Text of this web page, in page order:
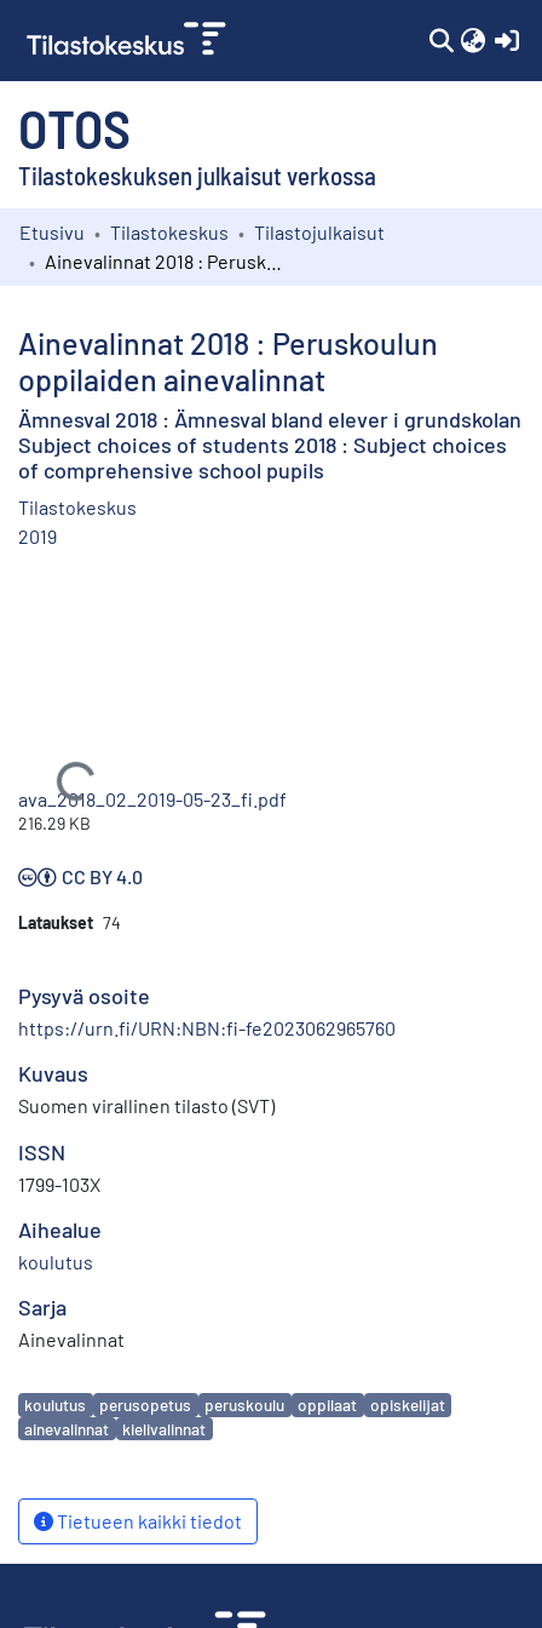
OTOS
Tilastokeskuksen julkaisut verkossa
Kokoelmat
Etusivu Tilastokeskus
Tilastojulkaisut
Ainevalinnat 2018 : Peruskoulun
oppilaiden ainevalinnat
Ämnesval 2018 : Ämnesval bland elever i grundskolan
Subject choices of students 2018 : Subject choices
of comprehensive school pupils
Tilastokeskus
2019
Ladataan...
ava_2018_02_2019-05-23_fi.pdf
216.29 KB
CC BY 4.0
Lataukset 74
Pysyvä osoite
https://urn.fi/URN:NBN:fi-fe2023062965760
Kuvaus
Suomen virallinen tilasto (SVT)
ISSN
1799-103X
Aihealue
koulutus
Sarja
Ainevalinnat
Avainsanat
koulutus perusopetus peruskoulu oppilaat
opiskelijat
ainevalinnat
kielivalinnat
Tietueen kaikki tiedot